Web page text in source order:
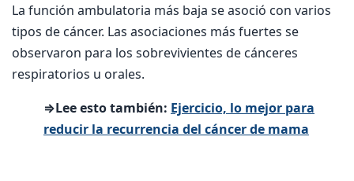
La función ambulatoria más baja se asoció con varios
tipos de cáncer. Las asociaciones más fuertes se
observaron para los sobrevivientes de cánceres
respiratorios u orales.
⇒Lee esto también: Ejercicio, lo mejor para
reducir la recurrencia del cáncer de mama